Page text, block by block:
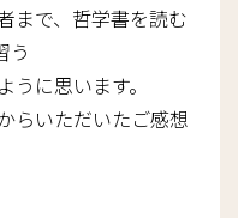
まで、哲学書を読む
う
に思います。
らいただいたご感想